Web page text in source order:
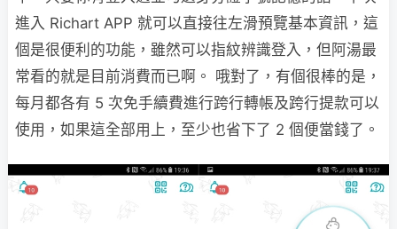
進入 Richart APP 就可以直接往左滑預覽基本資訊，這
個是很便利的功能，雖然可以指紋辨識登入，但阿湯最
常看的就是目前消費而已啊。 哦對了，有個很棒的是，
每月都各有 5 次免手續費進行跨行轉帳及跨行提款可以
使用，如果這全部用上，至少也省下了 2 個便當錢了。